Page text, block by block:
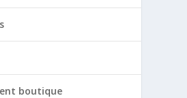
boutique